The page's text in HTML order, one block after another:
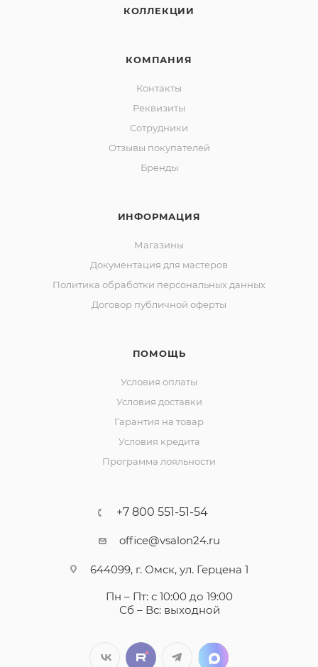
КОЛЛЕКЦИИ
КОМПАНИЯ
Контакты
Реквизиты
Сотрудники
Отзывы покупателей
Бренды
ИНФОРМАЦИЯ
Магазины
Документация для мастеров
Политика обработки персональных данных
Договор публичной оферты
ПОМОЩЬ
Условия оплаты
Условия доставки
Гарантия на товар
Условия кредита
Программа лояльности
+7 800 551-51-54
office@vsalon24.ru
644099, г. Омск, ул. Герцена 1
Пн – Пт: с 10:00 до 19:00
Сб – Вс: выходной